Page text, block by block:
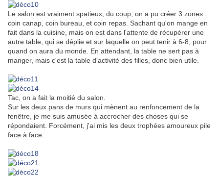
Le salon est vraiment spatieux, du coup, on a pu créer 3 zones :
coin canap, coin bureau, et coin repas. Sachant qu'on mange en
fait dans la cuisine, mais on est dans l'attente de récupérer une
autre table, qui se déplie et sur laquelle on peut tenir à 6-8, pour
quand on aura du monde. En attendant, la table ne sert pas à
manger, mais c'est la table d'activité des filles, donc bien utile.
Tac, on a fait la moitié du salon.
Sur les deux pans de murs qui mènent au renfoncement de la
fenêtre, je me suis amusée à accrocher des choses qui se
répondaient. Forcément, j'ai mis les deux trophées amoureux pile
face à face...